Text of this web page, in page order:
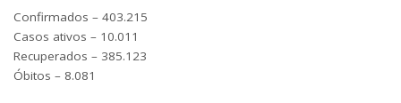
Confirmados – 403.215
Casos ativos – 10.011
Recuperados – 385.123
Óbitos – 8.081